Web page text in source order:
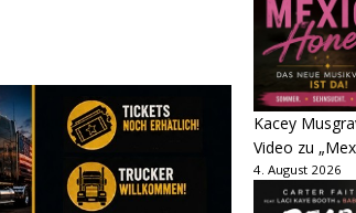
Kacey
Video zu
4. August 2026